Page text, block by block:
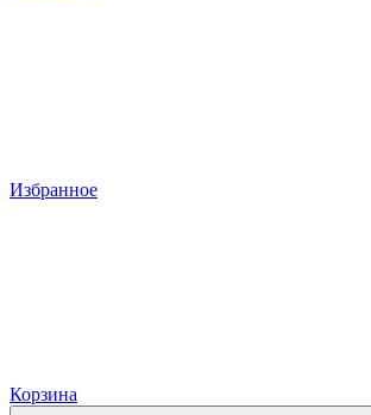
Избранное
Корзина